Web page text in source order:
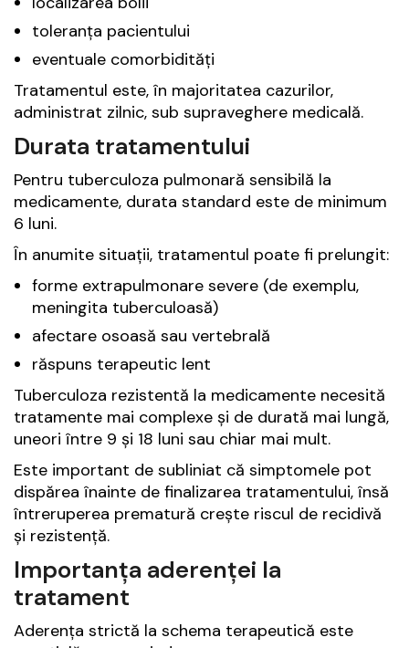
toleranța pacientului
eventuale comorbidități
Tratamentul este, în majoritatea cazurilor,
administrat zilnic, sub supraveghere medicală.
Durata tratamentului
Pentru tuberculoza pulmonară sensibilă la
medicamente, durata standard este de minimum
6 luni.
În anumite situații, tratamentul poate fi prelungit:
forme extrapulmonare severe (de exemplu,
meningita tuberculoasă)
afectare osoasă sau vertebrală
răspuns terapeutic lent
Tuberculoza rezistentă la medicamente necesită
tratamente mai complexe și de durată mai lungă,
uneori între 9 și 18 luni sau chiar mai mult.
Este important de subliniat că simptomele pot
dispărea înainte de finalizarea tratamentului, însă
întreruperea prematură crește riscul de recidivă
și rezistență.
Importanța aderenței la
tratament
Aderența strictă la schema terapeutică este